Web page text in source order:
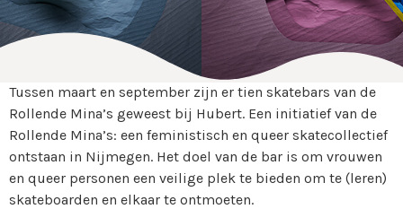
Tussen maart en september zijn er tien skatebars van de
Rollende Mina’s geweest bij Hubert. Een initiatief van de
Rollende Mina’s: een feministisch en queer skatecollectief
ontstaan in Nijmegen. Het doel van de bar is om vrouwen
en queer personen een veilige plek te bieden om te (leren)
skateboarden en elkaar te ontmoeten.